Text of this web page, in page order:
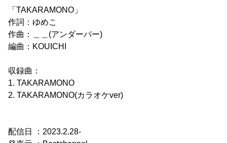
「TAKARAMONO」
作詞：ゆめこ
作曲：＿＿(アンダーバー)
編曲：KOUICHI
収録曲：
1. TAKARAMONO
2. TAKARAMONO(カラオケver)
配信日 ：2023.2.28-